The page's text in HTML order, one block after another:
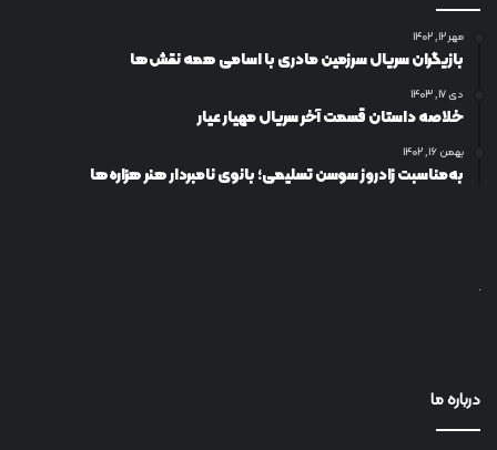
مهر ۱۲, ۱۴۰۲
بازیگران سریال سرزمین مادری با اسامی همه نقش‌ها
دی ۱۷, ۱۴۰۳
خلاصه داستان قسمت آخر سریال مهیار عیار
بهمن ۱۶, ۱۴۰۲
به‌مناسبت زادروز سوسن تسلیمی؛ بانوی نامبردار هنر هزاره‌ها
درباره ما